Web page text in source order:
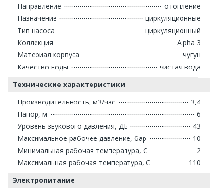
Направление
отопление
Назначение
циркуляционные
Тип насоса
циркуляционный
Коллекция
Alpha 3
Материал корпуса
чугун
Качество воды
чистая вода
Технические характеристики
Производительность, м3/час
3,4
Напор, м
6
Уровень звукового давления, ДБ
43
Максимальное рабочее давление, бар
10
Минимальная рабочая температура, С
2
Максимальная рабочая температура, С
110
Электропитание